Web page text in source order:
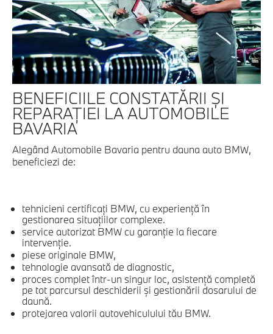
BENEFICIILE CONSTATĂRII ȘI
REPARAȚIEI LA AUTOMOBILE
BAVARIA
Alegând Automobile Bavaria pentru dauna auto BMW,
beneficiezi de:
tehnicieni certificați BMW, cu experiență în
gestionarea situațiilor complexe.
service autorizat BMW cu garanție la fiecare
intervenție.
piese originale BMW,
tehnologie avansată de diagnostic,
proces complet într-un singur loc, asistență completă
pe tot parcursul deschiderii și gestionării dosarului de
daună.
protejarea valorii autovehiculului tău BMW.